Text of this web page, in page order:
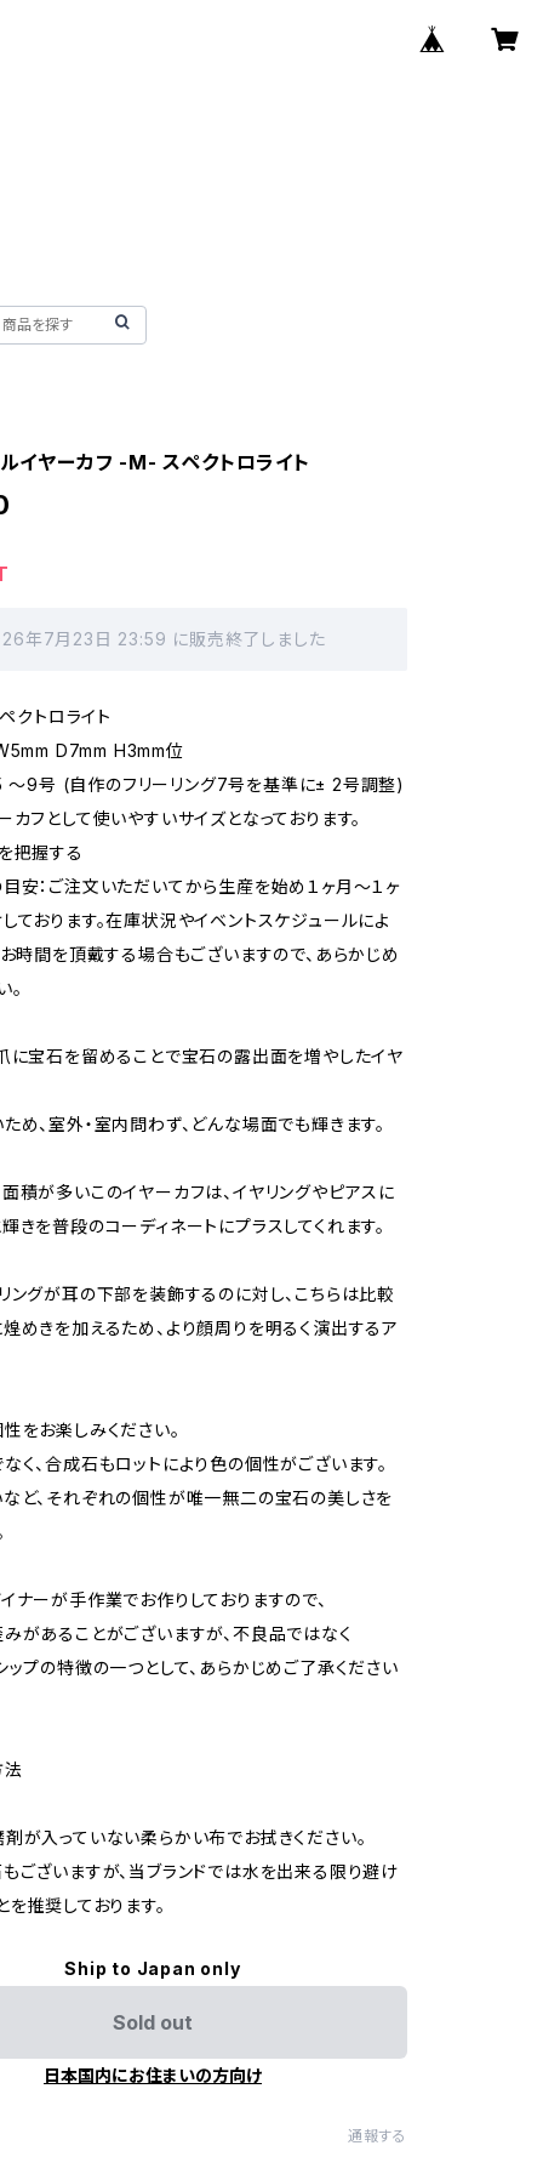
イヤーカフ -M- スペクトロライト
年7月23日 23:59 に販売終了しました
クトロライト
D7mm H3mm位
〜9号 (自作のフリーリング7号を基準に± 2号調整)
フとして使いやすいサイズとなっております。
把握する
安：ご注文いただいてから生産を始め１ヶ月〜１ヶ
ております。在庫状況やイベントスケジュールによ
時間を頂戴する場合もございますので、あらかじめ
。
に宝石を留めることで宝石の露出面を増やしたイヤ
め、室外・室内問わず、どんな場面でも輝きます。
積が多いこのイヤーカフは、イヤリングやピアスに
きを普段のコーディネートにプラスしてくれます。
ングが耳の下部を装飾するのに対し、こちらは比較
めきを加えるため、より顔周りを明るく演出するア
をお楽しみください。
く、合成石もロットにより色の個性がございます。
ど、それぞれの個性が唯一無二の宝石の美しさを
ナーが手作業でお作りしておりますので、
があることがございますが、不良品ではなく
ップの特徴の一つとして、あらかじめご了承ください
が入っていない柔らかい布でお拭きください。
ございますが、当ブランドでは水を出来る限り避け
を推奨しております。
Ship to Japan only
Sold out
日本国内にお住まいの方向け
通報する